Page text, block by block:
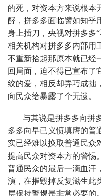
的死，对资本方来说根本
酵，拼多多面临譬如知乎
身上插刀，央视对拼多多
相关机构对拼多多内部用
不重新拾起那原本就已经
回局面，迫不得已宣布了
绞的爱，相反却弄巧成拙
向民众给暴露了个无遗。
与其说是拼多多向拼
多多向早已义愤填膺的普
实已经难以换取普通民众
提高民众对资本方的警惕
普通民众的最后一滴血汗
演，在摧毁掉反复滋生此
层保持警惕是非常必要的。